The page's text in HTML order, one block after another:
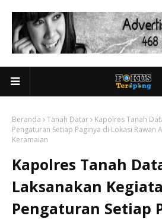
Beranda Tanah Datar
Kapolres Tanah
Pengaturan Setiap Paginya di Lokasi Rawan
Keramaian
Kapolres Tanah
Laksanakan
Pengaturan Setiap